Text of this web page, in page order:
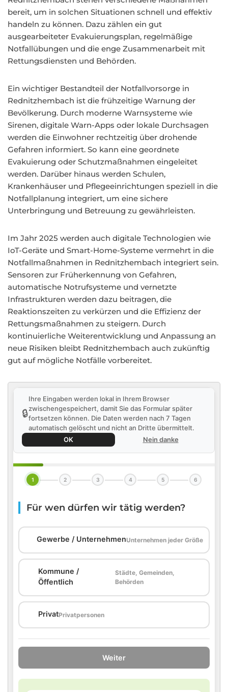
bereit, um in solchen Situationen schnell und effektiv
handeln zu können. Dazu zählen ein gut
ausgearbeiteter Evakuierungsplan, regelmäßige
Notfallübungen und die enge Zusammenarbeit mit
Rettungsdiensten und Behörden.
Ein wichtiger Bestandteil der Notfallvorsorge in
Rednitzhembach ist die frühzeitige Warnung der
Bevölkerung. Durch moderne Warnsysteme wie
Sirenen, digitale Warn-Apps oder lokale Durchsagen
werden die Einwohner rechtzeitig über drohende
Gefahren informiert. So kann eine geordnete
Evakuierung oder Schutzmaßnahmen eingeleitet
werden. Darüber hinaus werden Schulen,
Krankenhäuser und Pflegeeinrichtungen speziell in die
Notfallplanung integriert, um eine sichere
Unterbringung und Betreuung zu gewährleisten.
Im Jahr 2025 werden auch digitale Technologien wie
IoT-Geräte und Smart-Home-Systeme vermehrt in die
Notfallmaßnahmen in Rednitzhembach integriert sein.
Sensoren zur Früherkennung von Gefahren,
automatische Notrufsysteme und vernetzte
Infrastrukturen werden dazu beitragen, die
Reaktionszeiten zu verkürzen und die Effizienz der
Rettungsmaßnahmen zu steigern. Durch
kontinuierliche Weiterentwicklung und Anpassung an
neue Risiken bleibt Rednitzhembach auch zukünftig
gut auf mögliche Notfälle vorbereitet.
🔒
Ihre Eingaben werden lokal in Ihrem Browser
zwischengespeichert, damit Sie das Formular später
fortsetzen können. Die Daten werden nach 7 Tagen
automatisch gelöscht und nicht an Dritte übermittelt.
OK
Nein danke
1 2 3 4 5 6
Für wen dürfen wir tätig werden?
Gewerbe / UnternehmenUnternehmen jeder Größe
Kommune /
Öffentlich
Städte, Gemeinden,
Behörden
PrivatPrivatpersonen
Weiter